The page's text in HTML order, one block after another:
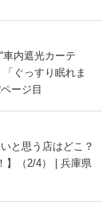
内遮光カーテ
ぐっすり眠れま
ージ目
と思う店はどこ？
】（2/4） | 兵庫県